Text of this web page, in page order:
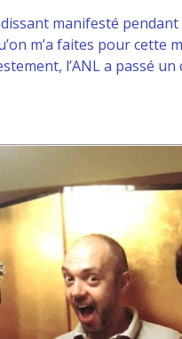
manifesté
m’a faites pour cette
l’ANL a passé un